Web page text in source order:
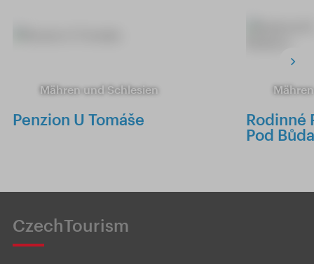
Mähren und Schlesien
Penzion U Tomáše
Rodinné
Pod
CzechTourism